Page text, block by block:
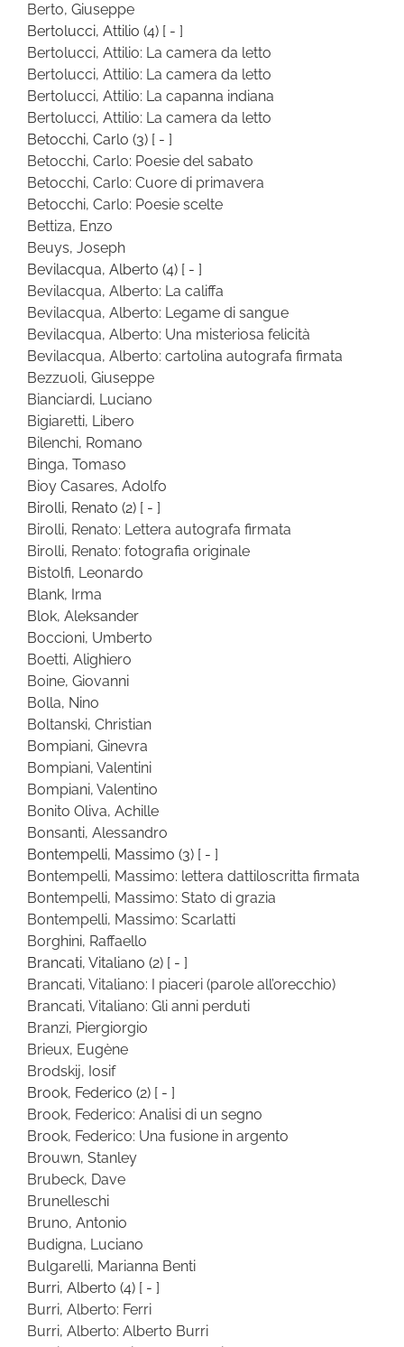
Berto, Giuseppe
Bertolucci, Attilio (4) [ - ]
Bertolucci, Attilio: La camera da letto
Bertolucci, Attilio: La camera da letto
Bertolucci, Attilio: La capanna indiana
Bertolucci, Attilio: La camera da letto
Betocchi, Carlo (3) [ - ]
Betocchi, Carlo: Poesie del sabato
Betocchi, Carlo: Cuore di primavera
Betocchi, Carlo: Poesie scelte
Bettiza, Enzo
Beuys, Joseph
Bevilacqua, Alberto (4) [ - ]
Bevilacqua, Alberto: La califfa
Bevilacqua, Alberto: Legame di sangue
Bevilacqua, Alberto: Una misteriosa felicità
Bevilacqua, Alberto: cartolina autografa firmata
Bezzuoli, Giuseppe
Bianciardi, Luciano
Bigiaretti, Libero
Bilenchi, Romano
Binga, Tomaso
Bioy Casares, Adolfo
Birolli, Renato (2) [ - ]
Birolli, Renato: Lettera autografa firmata
Birolli, Renato: fotografia originale
Bistolfi, Leonardo
Blank, Irma
Blok, Aleksander
Boccioni, Umberto
Boetti, Alighiero
Boine, Giovanni
Bolla, Nino
Boltanski, Christian
Bompiani, Ginevra
Bompiani, Valentini
Bompiani, Valentino
Bonito Oliva, Achille
Bonsanti, Alessandro
Bontempelli, Massimo (3) [ - ]
Bontempelli, Massimo: lettera dattiloscritta firmata
Bontempelli, Massimo: Stato di grazia
Bontempelli, Massimo: Scarlatti
Borghini, Raffaello
Brancati, Vitaliano (2) [ - ]
Brancati, Vitaliano: I piaceri (parole all’orecchio)
Brancati, Vitaliano: Gli anni perduti
Branzi, Piergiorgio
Brieux, Eugène
Brodskij, Iosif
Brook, Federico (2) [ - ]
Brook, Federico: Analisi di un segno
Brook, Federico: Una fusione in argento
Brouwn, Stanley
Brubeck, Dave
Brunelleschi
Bruno, Antonio
Budigna, Luciano
Bulgarelli, Marianna Benti
Burri, Alberto (4) [ - ]
Burri, Alberto: Ferri
Burri, Alberto: Alberto Burri